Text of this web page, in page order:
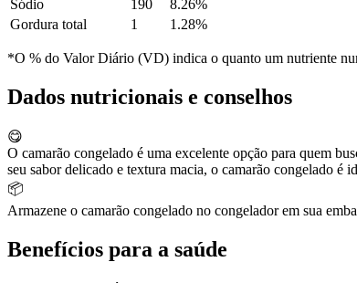
Sódio
190
8.26%
Gordura total
1 1.28%
*O % do Valor Diário (VD) indica o quanto um nutriente
Dados nutricionais e conselhos
😋
O camarão congelado é uma excelente opção para quem
seu sabor delicado e textura macia, o camarão congelado é
📦
Armazene o camarão congelado no congelador em sua
Benefícios para a saúde